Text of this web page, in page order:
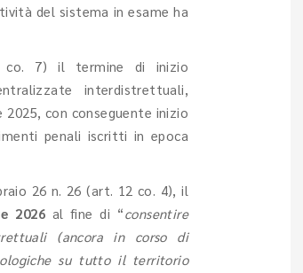
del sistema in esame ha
7) il termine di inizio
interdistrettuali,
con conseguente inizio
penali iscritti in epoca
26 n. 26 (art. 12 co. 4), il
2026al fine di “consentire
(ancora in corso di
su tutto il territorio